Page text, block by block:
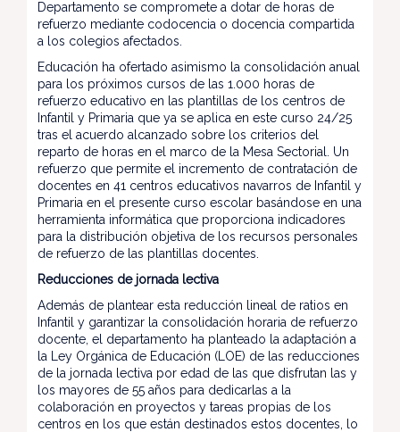
Departamento se compromete a dotar de horas de
refuerzo mediante codocencia o docencia compartida
a los colegios afectados.
Educación ha ofertado asimismo la consolidación anual
para los próximos cursos de las 1.000 horas de
refuerzo educativo en las plantillas de los centros de
Infantil y Primaria que ya se aplica en este curso 24/25
tras el acuerdo alcanzado sobre los criterios del
reparto de horas en el marco de la Mesa Sectorial. Un
refuerzo que permite el incremento de contratación de
docentes en 41 centros educativos navarros de Infantil y
Primaria en el presente curso escolar basándose en una
herramienta informática que proporciona indicadores
para la distribución objetiva de los recursos personales
de refuerzo de las plantillas docentes.
Reducciones de jornada lectiva
Además de plantear esta reducción lineal de ratios en
Infantil y garantizar la consolidación horaria de refuerzo
docente, el departamento ha planteado la adaptación a
la Ley Orgánica de Educación (LOE) de las reducciones
de la jornada lectiva por edad de las que disfrutan las y
los mayores de 55 años para dedicarlas a la
colaboración en proyectos y tareas propias de los
centros en los que están destinados estos docentes, lo